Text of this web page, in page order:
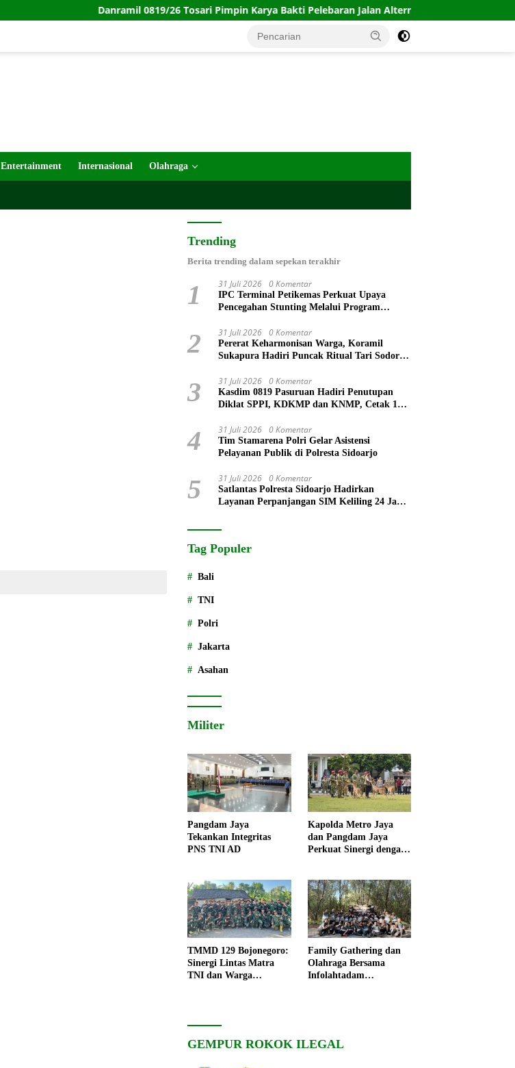
Danramil 0819/26 Tosari Pimpin Karya Bakti Pelebaran Jalan Alternatif, Wujud Nyata
Entertainment Internasional Olahraga
Trending
Berita trending dalam sepekan terakhir
1 31 Juli 2026 0 Komentar
IPC Terminal Petikemas Perkuat Upaya
Pencegahan Stunting Melalui Program
2 31 Juli 2026 0 Komentar
Pererat Keharmonisan Warga, Koramil
Sukapura Hadiri Puncak Ritual Tari Sodoran
3 31 Juli 2026 0 Komentar
Kasdim 0819 Pasuruan Hadiri Penutupan
Diklat SPPI, KDKMP dan KNMP, Cetak 172
4 31 Juli 2026 0 Komentar
Tim Stamarena Polri Gelar Asistensi
Pelayanan Publik di Polresta Sidoarjo
5 31 Juli 2026 0 Komentar
Satlantas Polresta Sidoarjo Hadirkan
Layanan Perpanjangan SIM Keliling 24 Jam
Tag Populer
Bali
TNI
Polri
Jakarta
Asahan
Militer
Pangdam Jaya
Tekankan Integritas
PNS TNI AD
Kapolda Metro Jaya
dan Pangdam Jaya
Perkuat Sinergi dengan
TMMD 129 Bojonegoro:
Sinergi Lintas Matra
TNI dan Warga
Family Gathering dan
Olahraga Bersama
Infolahtadam
GEMPUR ROKOK ILEGAL